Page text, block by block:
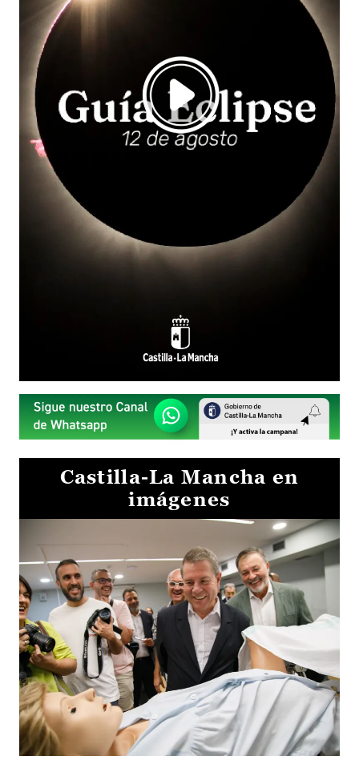
Castilla-La Mancha en
imágenes